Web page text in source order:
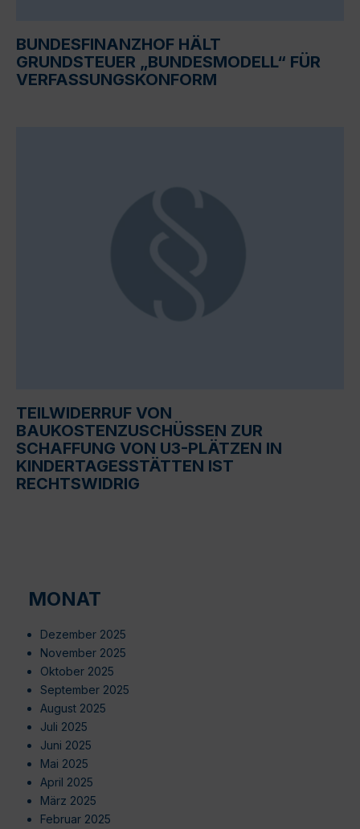
BUNDESFINANZHOF HÄLT
GRUNDSTEUER „BUNDESMODELL“ FÜR
VERFASSUNGSKONFORM
TEILWIDERRUF VON
BAUKOSTENZUSCHÜSSEN ZUR
SCHAFFUNG VON U3-PLÄTZEN IN
KINDERTAGESSTÄTTEN IST
RECHTSWIDRIG
MONAT
Dezember 2025
November 2025
Oktober 2025
September 2025
August 2025
Juli 2025
Juni 2025
Mai 2025
April 2025
März 2025
Februar 2025